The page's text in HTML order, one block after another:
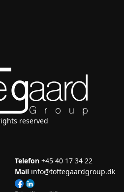
reserved
Telefon +45 40 17 34 22
Mail info@toftegaardgroup.dk